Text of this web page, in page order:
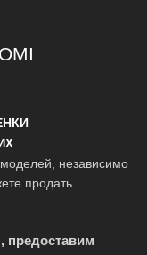
независимо
продать
предоставим